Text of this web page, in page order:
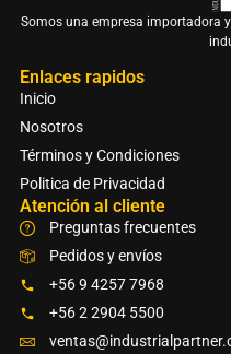
Somos una empresa importadora
Enlaces rapidos
Inicio
Nosotros
Términos y Condiciones
Politica de Privacidad
Atención al cliente
Preguntas frecuentes
Pedidos y envíos
+56 9 4257 7968
+56 2 2904 5500